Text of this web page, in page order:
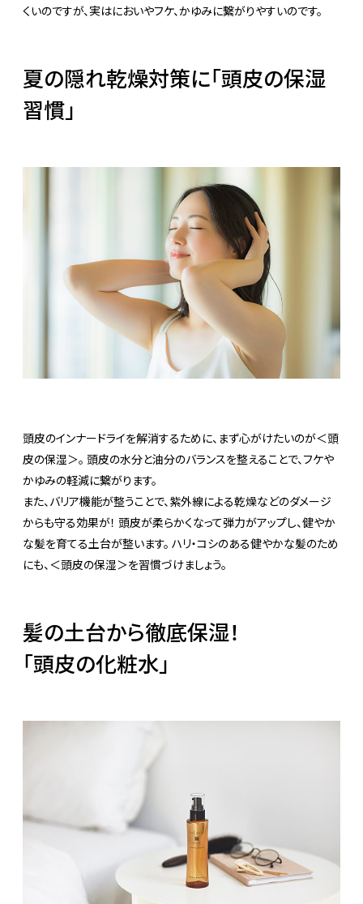
くいのですが、実はにおいやフケ、かゆみに繋がりやすいのです。
夏の隠れ乾燥対策に「頭皮の保湿
習慣」
頭皮のインナードライを解消するために、まず心がけたいのが＜頭
皮の保湿＞。 頭皮の水分と油分のバランスを整えることで、フケや
かゆみの軽減に繋がります。
また、バリア機能が整うことで、紫外線による乾燥などのダメージ
からも守る効果が！ 頭皮が柔らかくなって弾力がアップし、健やか
な髪を育てる土台が整います。 ハリ・コシのある健やかな髪のため
にも、＜頭皮の保湿＞を習慣づけましょう。
髪の土台から徹底保湿！
「頭皮の化粧水」